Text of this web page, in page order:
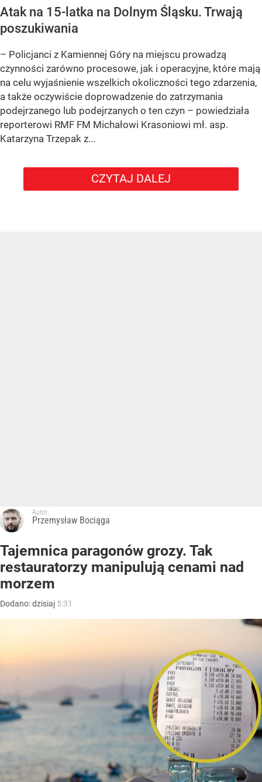
Atak na 15-latka na Dolnym Śląsku. Trwają
poszukiwania
– Policjanci z Kamiennej Góry na miejscu prowadzą
czynności zarówno procesowe, jak i operacyjne, które mają
na celu wyjaśnienie wszelkich okoliczności tego zdarzenia,
a także oczywiście doprowadzenie do zatrzymania
podejrzanego lub podejrzanych o ten czyn – powiedziała
reporterowi RMF FM Michałowi Krasoniowi mł. asp.
Katarzyna Trzepak z...
CZYTAJ DALEJ
Autor:
Przemysław Bociąga
Tajemnica paragonów grozy. Tak
restauratorzy manipulują cenami nad
morzem
Dodano:dzisiaj 5:31